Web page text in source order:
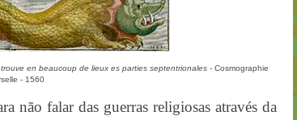
en beaucoup de lieux es parties septentrionales -Cosmographie
- 1560
não falar das guerras religiosas através da